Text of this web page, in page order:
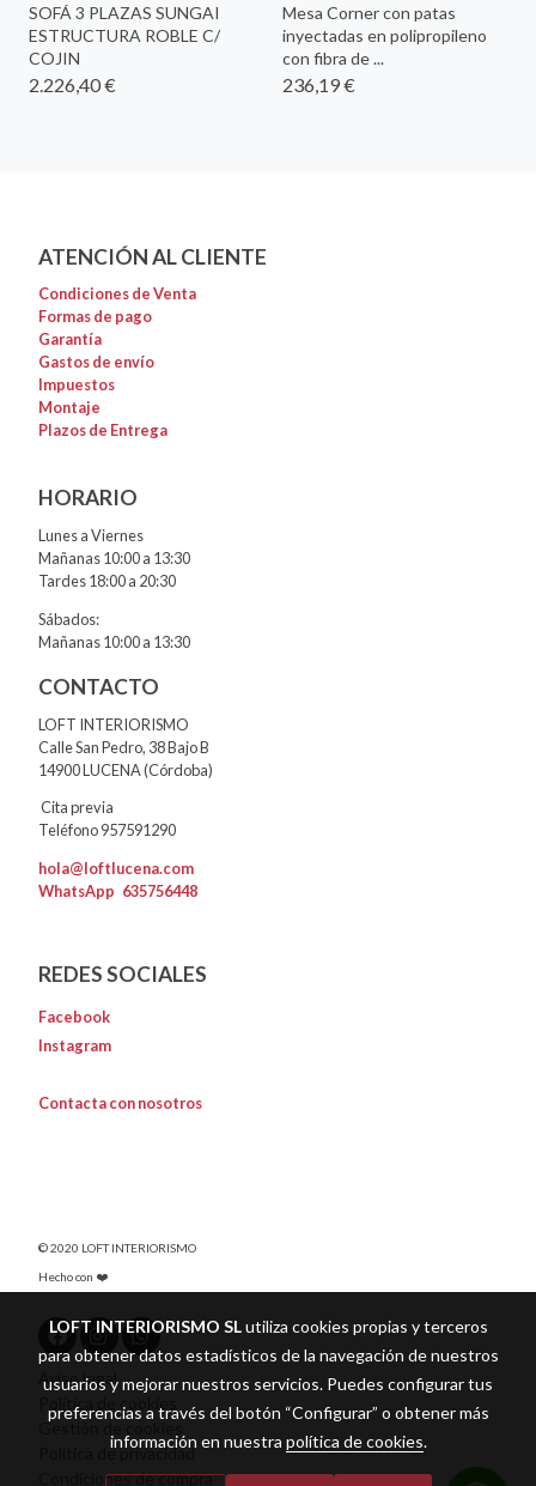
SOFÁ 3 PLAZAS SUNGAI
ESTRUCTURA ROBLE C/
COJIN
2.226,40 €
Mesa Corner con patas
inyectadas en polipropileno
con fibra de ...
236,19 €
ATENCIÓN AL CLIENTE
Condiciones de Venta
Formas de pago
Garantía
Gastos de envío
Impuestos
Montaje
Plazos de Entrega
HORARIO
Lunes a Viernes
Mañanas 10:00 a 13:30
Tardes 18:00 a 20:30
Sábados:
Mañanas 10:00 a 13:30
CONTACTO
LOFT INTERIORISMO
Calle San Pedro, 38 Bajo B
14900 LUCENA (Córdoba)
Cita previa
Teléfono 957591290
hola@loftlucena.com
WhatsApp 635756448
REDES SOCIALES
Facebook
Instagram
Contacta con nosotros
© 2020 LOFT INTERIORISMO
Hecho con ❤️
Aviso legal
Política de cookies
Gestión de cookies
Política de privacidad
Condiciones de compra
LOFT INTERIORISMO SLutiliza cookies propias y terceros
para obtener datos estadísticos de la navegación de nuestros
usuarios y mejorar nuestros servicios. Puedes configurar tus
preferencias a través del botón “Configurar” o obtener más
información en nuestra política de cookies.